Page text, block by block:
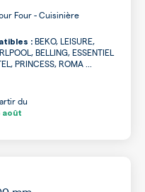
Four - Cuisinière
: BEKO, LEISURE,
BELLING, ESSENTIEL
PRINCESS, ROMA ...
du
août